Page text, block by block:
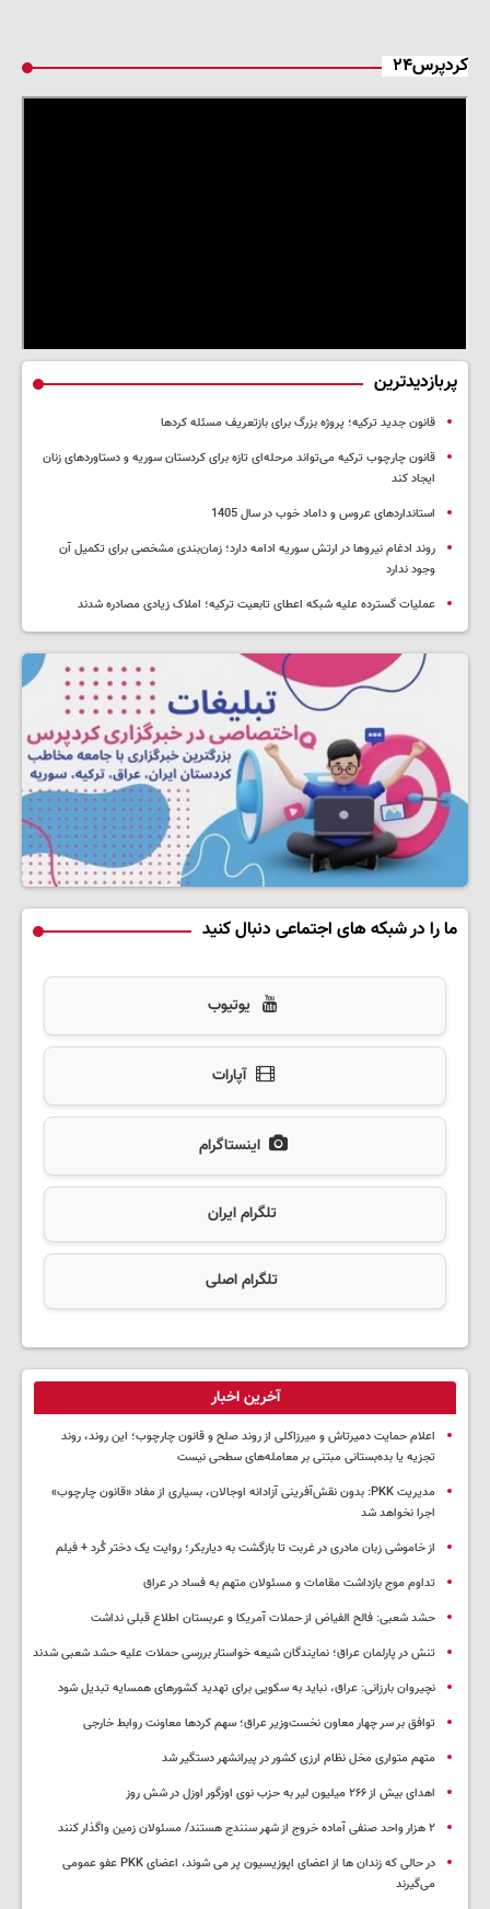
کردپرس۲۴
پربازدیدترین
قانون جدید ترکیه؛ پروژه بزرگ‌ برای بازتعریف مسئله کردها
قانون چارچوب ترکیه می‌تواند مرحله‌ای تازه برای کردستان سوریه و دستاوردهای زنان
ایجاد کند
استانداردهای عروس و داماد خوب در سال 1405
روند ادغام نیروها در ارتش سوریه ادامه دارد؛ زمان‌بندی مشخصی برای تکمیل آن
وجود ندارد
عملیات گسترده علیه شبکه اعطای تابعیت ترکیه؛ املاک زیادی مصادره شدند
ما را در شبکه های اجتماعی دنبال کنید
یوتیوب
آپارات
اینستاگرام
تلگرام ایران
تلگرام اصلی
آخرین اخبار
اعلام حمایت دمیرتاش و میرزاکلی از روند صلح و قانون چارچوب؛ این روند، روند
تجزیه یا بده‌بستانی مبتنی بر معامله‌های سطحی نیست
مدیریت PKK: بدون نقش‌آفرینی آزادانه اوجالان، بسیاری از مفاد «قانون چارچوب»
اجرا نخواهد شد
از خاموشی زبان مادری در غربت تا بازگشت به دیاربکر؛ روایت یک دختر کُرد + فیلم
تداوم موج بازداشت مقامات و مسئولان متهم به فساد در عراق
حشد شعبی: فالح الفیاض از حملات آمریکا و عربستان اطلاع قبلی نداشت
تنش در پارلمان عراق؛ نمایندگان شیعه خواستار بررسی حملات علیه حشد شعبی شدند
نچیروان بارزانی: عراق، نباید به سکویی برای تهدید کشورهای همسایه تبدیل شود
توافق بر سر چهار معاون نخست‌وزیر عراق؛ سهم کردها معاونت روابط خارجی
متهم متواری مخل نظام ارزی کشور در پیرانشهر دستگیر شد
اهدای بیش از ۲۶۶ میلیون لیر به حزب نوی اوزگور اوزل در شش روز
۲ هزار واحد صنفی آماده خروج از شهر سنندج هستند/ مسئولان زمین واگذار کنند
در حالی که زندان ها از اعضای اپوزیسیون پر می شوند، اعضای PKK عفو عمومی
می‌گیرند